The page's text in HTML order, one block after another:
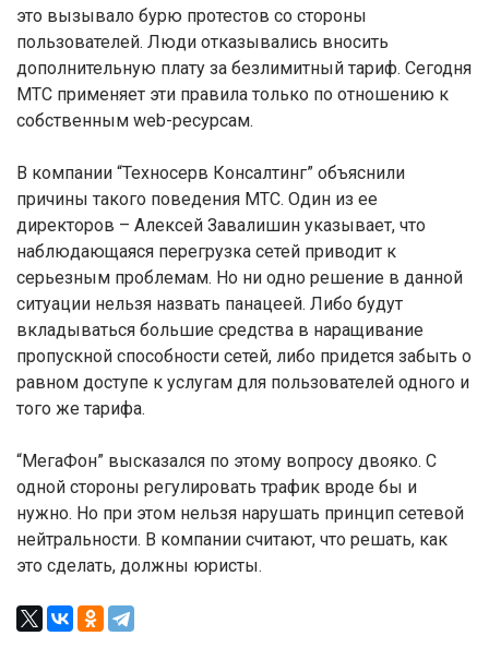
это вызывало бурю протестов со стороны
пользователей. Люди отказывались вносить
дополнительную плату за безлимитный тариф. Сегодня
МТС применяет эти правила только по отношению к
собственным web-ресурсам.
В компании “Техносерв Консалтинг” объяснили
причины такого поведения МТС. Один из ее
директоров – Алексей Завалишин указывает, что
наблюдающаяся перегрузка сетей приводит к
серьезным проблемам. Но ни одно решение в данной
ситуации нельзя назвать панацеей. Либо будут
вкладываться большие средства в наращивание
пропускной способности сетей, либо придется забыть о
равном доступе к услугам для пользователей одного и
того же тарифа.
“МегаФон” высказался по этому вопросу двояко. С
одной стороны регулировать трафик вроде бы и
нужно. Но при этом нельзя нарушать принцип сетевой
нейтральности. В компании считают, что решать, как
это сделать, должны юристы.